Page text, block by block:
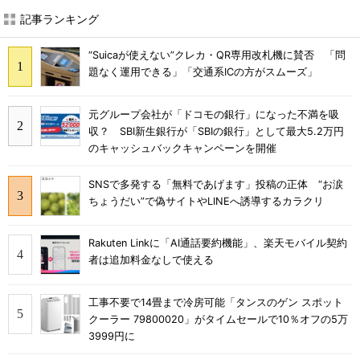
記事ランキング
“Suicaが使えない”クレカ・QR専用改札機に賛否 「問
題なく運用できる」「交通系ICの方がスムーズ」
元グループ会社が「ドコモの銀行」になった不満を吸
収？ SBI新生銀行が「SBIの銀行」として最大5.2万円
のキャッシュバックキャンペーンを開催
SNSで多発する「無料であげます」投稿の正体 “お涙
ちょうだい”で偽サイトやLINEへ誘導するカラクリ
Rakuten Linkに「AI通話要約機能」、楽天モバイル契約
者は追加料金なしで使える
工事不要で14畳まで冷房可能「タンスのゲン スポット
クーラー 79800020」がタイムセールで10％オフの5万
3999円に